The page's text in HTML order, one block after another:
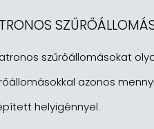
szűrőállomásokat
azonos
helyigénnyel.